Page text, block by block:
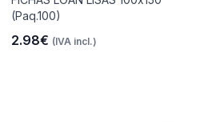
(Paq.100)
2.98€ (IVA incl.)